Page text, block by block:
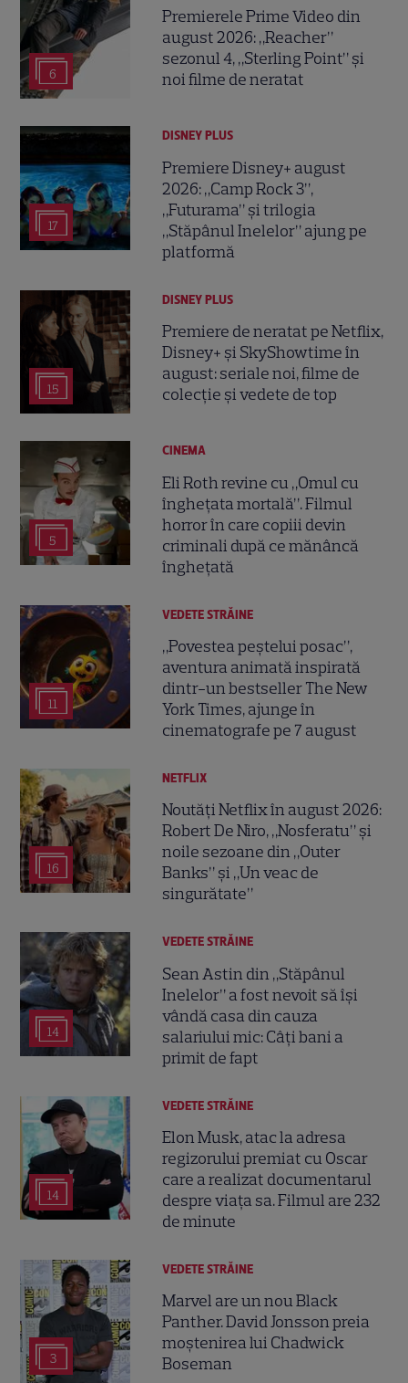
6
Premierele Prime Video din
august 2026: „Reacher”
sezonul 4, „Sterling Point” și
noi filme de neratat
17
DISNEY PLUS
Premiere Disney+ august
2026: „Camp Rock 3”,
„Futurama” și trilogia
„Stăpânul Inelelor” ajung pe
platformă
15
DISNEY PLUS
Premiere de neratat pe Netflix,
Disney+ și SkyShowtime în
august: seriale noi, filme de
colecție și vedete de top
5
CINEMA
Eli Roth revine cu „Omul cu
înghețata mortală”. Filmul
horror în care copiii devin
criminali după ce mănâncă
înghețată
11
VEDETE STRĂINE
„Povestea peștelui posac”,
aventura animată inspirată
dintr-un bestseller The New
York Times, ajunge în
cinematografe pe 7 august
16
NETFLIX
Noutăți Netflix în august 2026:
Robert De Niro, „Nosferatu” și
noile sezoane din „Outer
Banks” și „Un veac de
singurătate”
14
VEDETE STRĂINE
Sean Astin din „Stăpânul
Inelelor” a fost nevoit să își
vândă casa din cauza
salariului mic: Câți bani a
primit de fapt
14
VEDETE STRĂINE
Elon Musk, atac la adresa
regizorului premiat cu Oscar
care a realizat documentarul
despre viața sa. Filmul are 232
de minute
3
VEDETE STRĂINE
Marvel are un nou Black
Panther. David Jonsson preia
moștenirea lui Chadwick
Boseman